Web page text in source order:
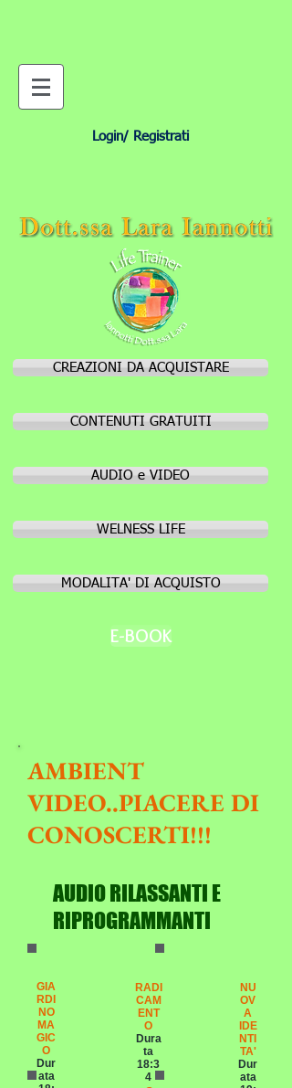
CONTENUTI GRATUITI
CREAZIONI DA ACQUISTARE
MODALITA' DI ACQUISTO
Login/ Registrati
AUDIO e VIDEO
E-BOOK
WELNESS LIFE
AMBIENT
VIDEO..PIACERE DI
CONOSCERTI!!!
AUDIO RILASSANTI E
RIPROGRAMMANTI
GIA
RDI
NO
MA
GIC
O
Dur
ata
RADI
CAM
ENT
O
Dura
ta
18:3
4
NU
OV
A
IDE
NTI
TA'
Dur
ata